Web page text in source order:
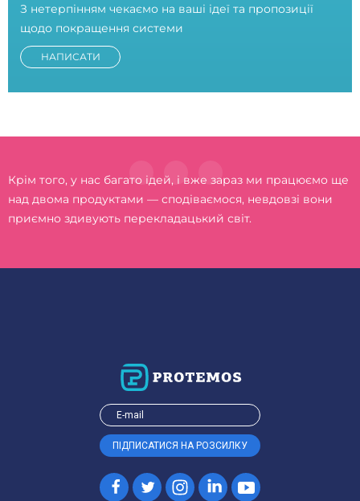
З нетерпінням чекаємо на ваші ідеї та пропозиції
щодо покращення системи
НАПИСАТИ
Крім того, у нас багато ідей, і вже зараз ми працюємо ще
над двома продуктами — сподіваємося, невдовзі вони
приємно здивують перекладацький світ.